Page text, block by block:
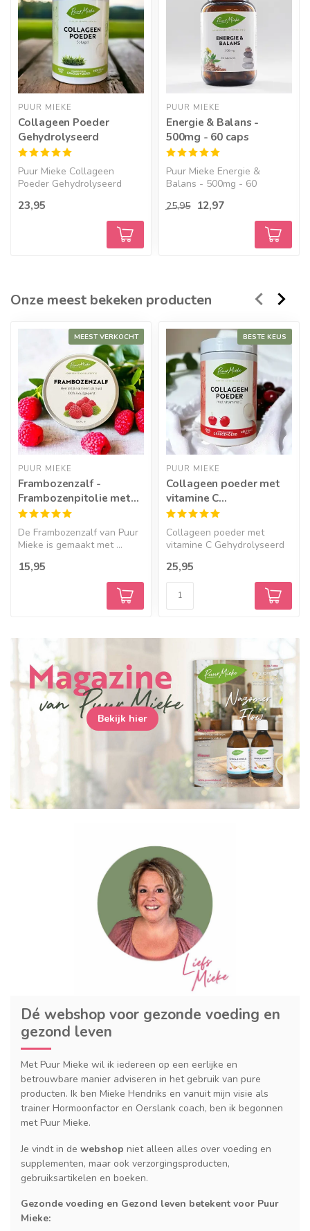
PUUR MIEKE
Collageen Poeder
Gehydrolyseerd
Puur Mieke Collageen
Poeder Gehydrolyseerd
23,95
PUUR MIEKE
Energie & Balans -
500mg - 60 caps
Puur Mieke Energie &
Balans - 500mg - 60
25,95 12,97
Onze meest bekeken producten
MEEST VERKOCHT
PUUR MIEKE
Frambozenzalf -
Frambozenpitolie met
Bio Shea Butter
De Frambozenzalf van Puur
Mieke is gemaakt met ...
15,95
BESTE KEUS
PUUR MIEKE
Collageen poeder met
vitamine C
gehydrolyseerd - 300g
Collageen poeder met
vitamine C Gehydrolyseerd
25,95
Bekijk hier
Dé webshop voor gezonde voeding en
gezond leven
Met Puur Mieke wil ik iedereen op een eerlijke en
betrouwbare manier adviseren in het gebruik van pure
producten. Ik ben Mieke Hendriks en vanuit mijn visie als
trainer Hormoonfactor en Oerslank coach, ben ik begonnen
met Puur Mieke.
Je vindt in de webshop niet alleen alles over voeding en
supplementen, maar ook verzorgingsproducten,
gebruiksartikelen en boeken.
Gezonde voeding en Gezond leven betekent voor Puur
Mieke: